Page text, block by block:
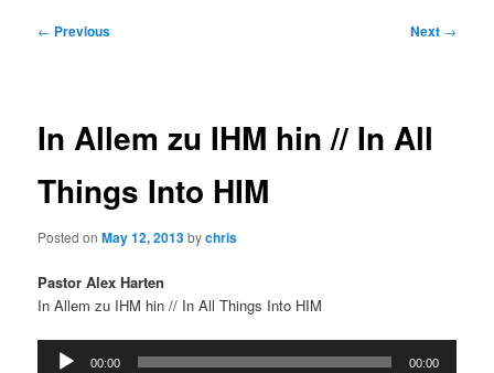
Post
← Previous Next →
In Allem zu IHM hin // In All
Things Into HIM
Posted onMay 12, 2013bychris
Pastor Alex Harten
In Allem zu IHM hin // In All Things Into HIM
Audio
00:00 00:00